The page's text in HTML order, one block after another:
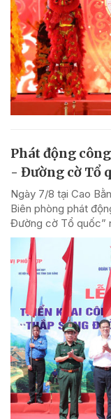
Phát động
- Đường cờ Tổ
Ngày 7/8 tại Cao
Biên phòng phát
Đường cờ Tổ quốc”